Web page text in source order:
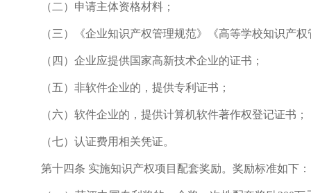
（二）申请主体资格材料；
（三）《企业知识产权管理规范》《高等学校知识产权
（四）企业应提供国家高新技术企业的证书；
（五）非软件企业的，提供专利证书；
（六）软件企业的，提供计算机软件著作权登记证书；
（七）认证费用相关凭证。
第十四条 实施知识产权项目配套奖励。奖励标准如下：